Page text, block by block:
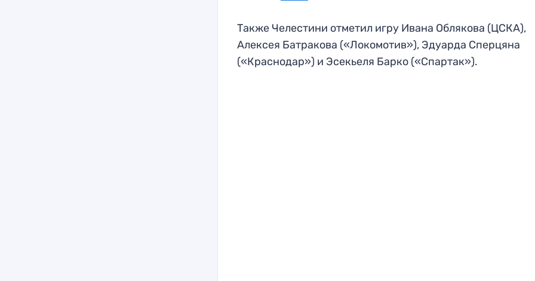
Также Челестини отметил игру Ивана Облякова (ЦСКА),
Алексея Батракова («Локомотив»), Эдуарда Сперцяна
(«Краснодар») и Эсекьеля Барко («Спартак»).